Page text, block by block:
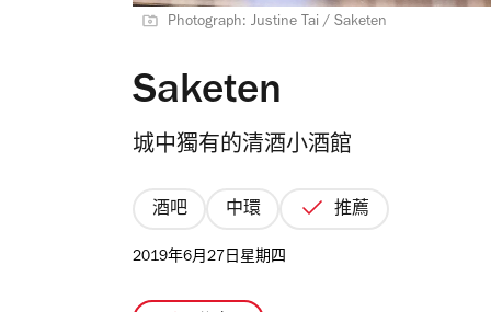
Photograph: Justine Tai / Saketen
Saketen
城中獨有的清酒小酒館
酒吧 中環 推薦
2019年6月27日星期四